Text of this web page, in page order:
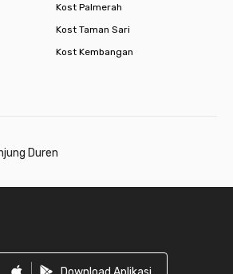
Kost Palmerah
Kost Taman Sari
Kost Kembangan
Duren